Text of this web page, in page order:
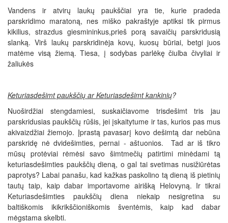
Vandens ir atvirų laukų paukščiai yra tie, kurie pradeda
parskridimo maratoną, nes miško pakraštyje aptiksi tik pirmus
kikilius, strazdus giesmininkus,prieš porą savaičių parskridusią
slanką. Virš laukų parskridinėja kovų, kuosų būriai, betgi juos
matėme visą žiemą. Tiesa, į sodybas parlėkę čiulba čivyliai ir
žaliukės
Keturiasdešimt paukščių ar Keturiasdešimt kankinių?
Nuoširdžiai stengdamiesi, suskaičiavome trisdešimt tris jau
parskridusias paukščių rūšis, jei įskaitytume ir tas, kurios pas mus
akivaizdžiai žiemojo. Įprastą pavasarį kovo dešimtą dar nebūna
parskridę nė dvidešimties, pernai - aštuonios. Tad ar iš tikro
mūsų protėviai rėmėsi savo šimtmečių patirtimi minėdami tą
keturiasdešimties paukščių dieną, o gal tai svetimas nusižiūrėtas
paprotys? Labai panašu, kad kažkas paskolino tą dieną iš pietinių
tautų taip, kaip dabar importavome airišką Helovyną. Ir tikrai
Keturiasdešimties paukščių diena niekaip nesigretina su
baltiškomis ikikrikščioniškomis šventėmis, kaip kad dabar
mėgstama skelbti.